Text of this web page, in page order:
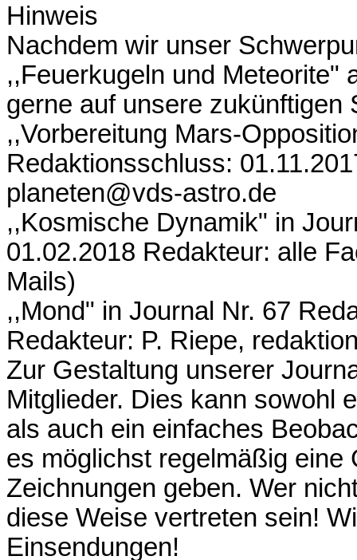
Hinweis
Nachdem wir unser
,,Feuerkugeln und Meteorite"
gerne auf unsere zukünftigen
,,Vorbereitung Mars-
Redaktionsschluss:
planeten@vds-astro.de
,,Kosmische Dynamik" in
01.02.2018 Redakteur: alle
Mails)
,,Mond" in Journal Nr. 67
Redakteur: P. Riepe,
Zur Gestaltung unserer
Mitglieder. Dies kann sowohl
als auch ein einfaches
es möglichst regelmäßig eine
Zeichnungen geben. Wer
diese Weise vertreten sein!
Einsendungen!